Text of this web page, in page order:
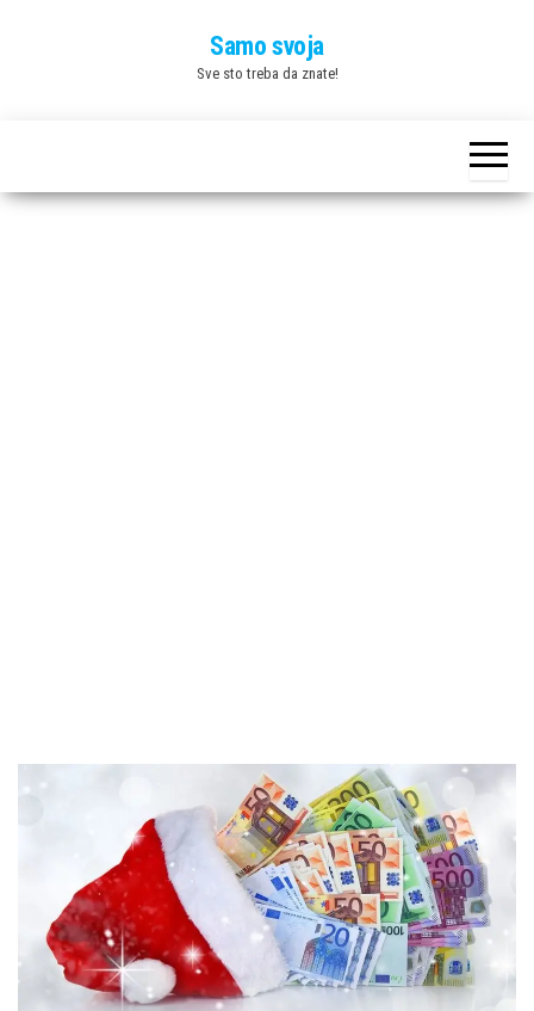
Samo svoja
Sve sto treba da znate!